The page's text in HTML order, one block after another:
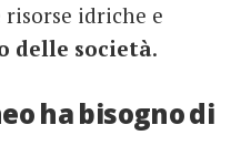
idriche e
delle società.
ha bisogno di